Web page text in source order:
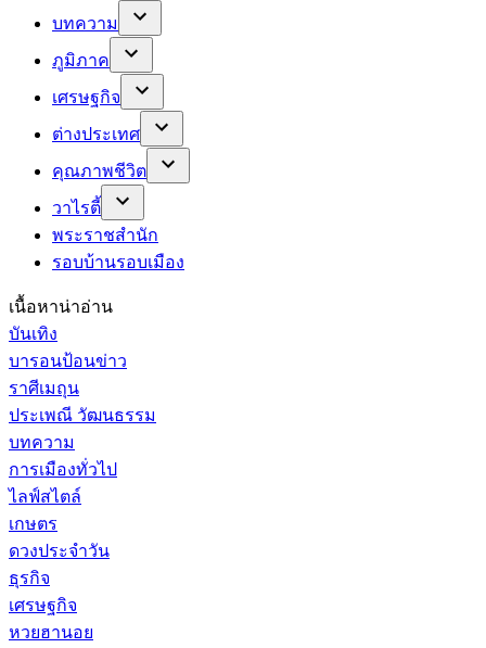
บทความ
ภูมิภาค
เศรษฐกิจ
ต่างประเทศ
คุณภาพชีวิต
วาไรตี้
พระราชสำนัก
รอบบ้านรอบเมือง
เนื้อหาน่าอ่าน
บันเทิง
บารอนป้อนข่าว
ราศีเมถุน
ประเพณี วัฒนธรรม
บทความ
การเมืองทั่วไป
ไลฟ์สไตล์
เกษตร
ดวงประจำวัน
ธุรกิจ
เศรษฐกิจ
หวยฮานอย